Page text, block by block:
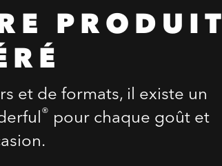
PRODUIT
et de formats, il existe un
® pour chaque goût et